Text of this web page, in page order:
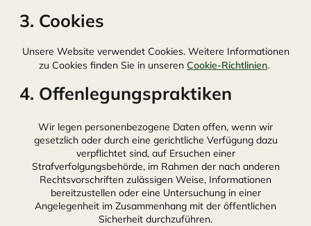
3. Cookies
Unsere Website verwendet Cookies. Weitere Informationen
zu Cookies finden Sie in unseren Cookie-Richtlinien.
4. Offenlegungspraktiken
Wir legen personenbezogene Daten offen, wenn wir
gesetzlich oder durch eine gerichtliche Verfügung dazu
verpflichtet sind, auf Ersuchen einer
Strafverfolgungsbehörde, im Rahmen der nach anderen
Rechtsvorschriften zulässigen Weise, Informationen
bereitzustellen oder eine Untersuchung in einer
Angelegenheit im Zusammenhang mit der öffentlichen
Sicherheit durchzuführen.